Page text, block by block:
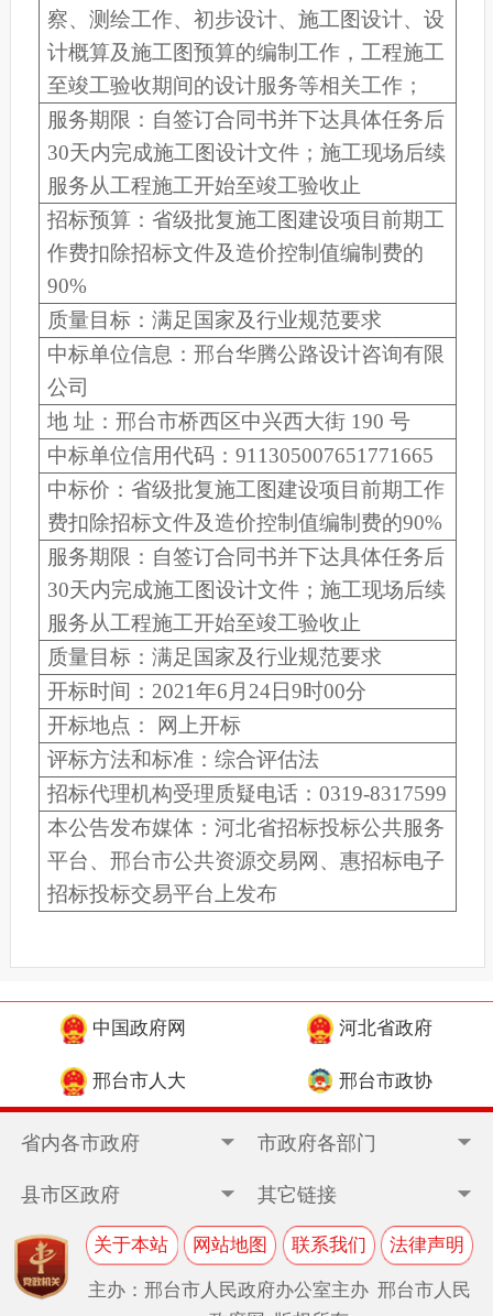
察、测绘工作、初步设计、施工图设计、设
计概算及施工图预算的编制工作，工程施工
至竣工验收期间的设计服务等相关工作；
服务期限：自签订合同书并下达具体任务后
30天内完成施工图设计文件；施工现场后续
服务从工程施工开始至竣工验收止
招标预算：省级批复施工图建设项目前期工
作费扣除招标文件及造价控制值编制费的
90%
质量目标：满足国家及行业规范要求
中标单位信息： 邢台华腾公路设计咨询有限
公司
地 址：邢台市桥西区中兴西大街 190 号
中标单位信用代码：911305007651771665
中标价： 省级批复施工图建设项目前期工作
费扣除招标文件及造价控制值编制费的90%
服务期限：自签订合同书并下达具体任务后
30天内完成施工图设计文件；施工现场后续
服务从工程施工开始至竣工验收止
质量目标：满足国家及行业规范要求
开标时间：2021年6月 24日9时00分
开标地点： 网上开标
评标方法和标准：综合评估法
招标代理机构受理质疑电话：0319-8317599
本公告发布媒体：河北省招标投标公共服务
平台、邢台市公共资源交易网、惠招标电子
招标投标交易平台上发布
中国政府网 河北省政府
邢台市人大 邢台市政协
省内各市政府 市政府各部门
县市区政府 其它链接
关于本站 网站地图 联系我们 法律声明
主办：邢台市人民政府办公室主办 邢台市人民